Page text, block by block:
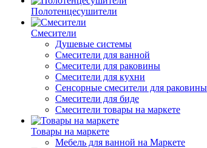
Полотенцесушители
Смесители
Душевые системы
Смесители для ванной
Смесители для раковины
Смесители для кухни
Сенсорные смесители для раковины
Смесители для биде
Смесители товары на маркете
Товары на маркете
Мебель для ванной на Маркете